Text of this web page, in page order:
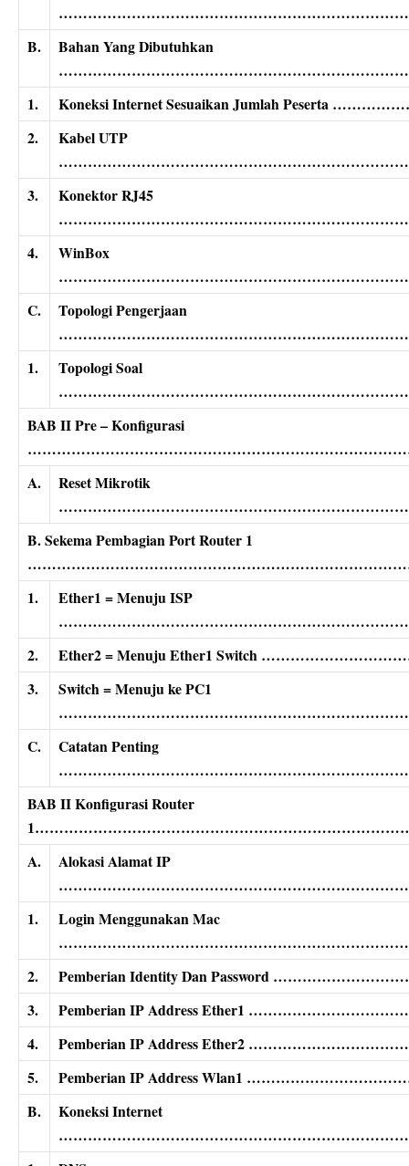
B.
Bahan Yang Dibutuhkan
1.
Koneksi Internet Sesuaikan Jumlah
2.
Kabel UTP
3.
Konektor RJ45
4.
WinBox
C.
Topologi Pengerjaan
1.
Topologi Soal
BAB II Pre – Konfigurasi
A.
Reset Mikrotik
B. Sekema Pembagian Port Router 1
1.
Ether1 = Menuju ISP
2.
Ether2 = Menuju Ether1 Switch
3.
Switch = Menuju ke PC1
C.
Catatan Penting
BAB II Konfigurasi Router
A.
Alokasi Alamat IP
1.
Login Menggunakan Mac
2.
Pemberian Identity Dan Password
3.
Pemberian IP Address Ether1
4.
Pemberian IP Address Ether2
5.
Pemberian IP Address Wlan1
B.
Koneksi Internet